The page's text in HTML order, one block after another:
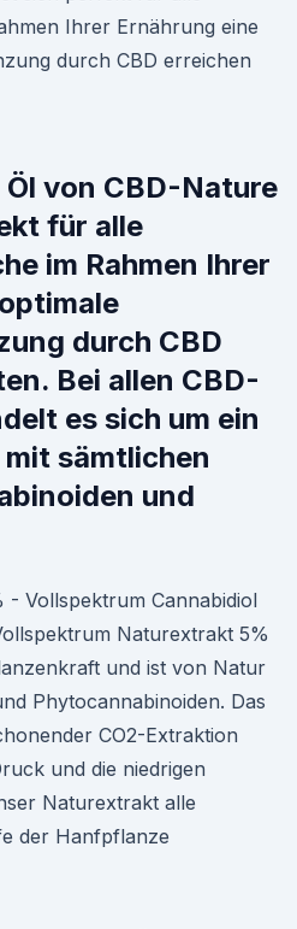
Ihrer Ernährung eine
durch CBD erreichen
Öl von CBD-Nature
für alle
im Rahmen Ihrer
durch CBD
Bei allen CBD-
es sich um ein
sämtlichen
und
Vollspektrum Cannabidiol
Naturextrakt 5%
und ist von Natur
Phytocannabinoiden. Das
CO2-Extraktion
und die niedrigen
Naturextrakt alle
der Hanfpflanze